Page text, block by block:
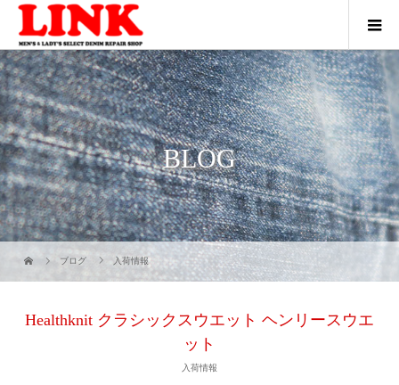
BLOG
ブログ 入荷情報
Healthknit クラシックスウエット ヘンリースウエ
ット
入荷情報